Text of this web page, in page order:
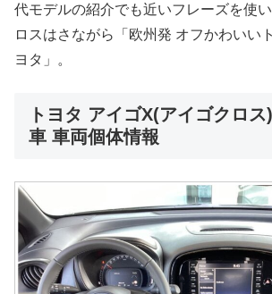
代モデルの紹介でも近いフレーズを使
ロスはさながら「欧州発 オフかわいい
ヨタ」。
トヨタ アイゴX(アイゴクロ
車 車両個体情報